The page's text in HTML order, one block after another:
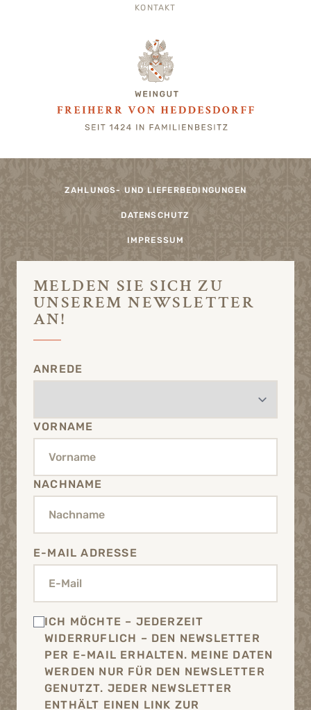
KONTAKT
ZAHLUNGS- UND LIEFERBEDINGUNGEN
DATENSCHUTZ
IMPRESSUM
MELDEN SIE SICH ZU
UNSEREM NEWSLETTER
AN!
ANREDE
VORNAME
NACHNAME
E-MAIL ADRESSE
ICH MÖCHTE – JEDERZEIT
WIDERRUFLICH – DEN NEWSLETTER
PER E-MAIL ERHALTEN. MEINE DATEN
WERDEN NUR FÜR DEN NEWSLETTER
GENUTZT. JEDER NEWSLETTER
ENTHÄLT EINEN LINK ZUR